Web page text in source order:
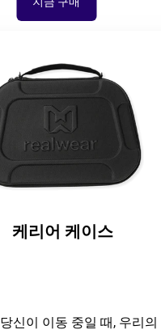
케리어 케이스
당신이 이동 중일 때, 우리